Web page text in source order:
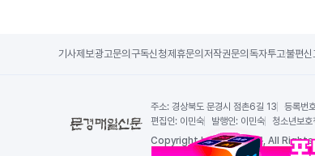
기사제보광고문의 구독신청제휴문의 저작권문의 독자투고불편신
주소: 경상북도 문경시 점촌6길 13 등록번
편집인: 이민숙 발행인: 이민숙 청소년보호
Copyright by 문경매일신문, All Rights